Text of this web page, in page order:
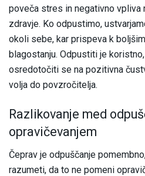
poveča stres in negativno vpliva
zdravje. Ko odpustimo,
okoli sebe, kar prispeva k
blagostanju. Odpustiti je
osredotočiti se na pozitivna
volja do povzročitelja.
Razlikovanje med
opravičevanjem
Čeprav je odpuščanje
razumeti, da to ne pomeni